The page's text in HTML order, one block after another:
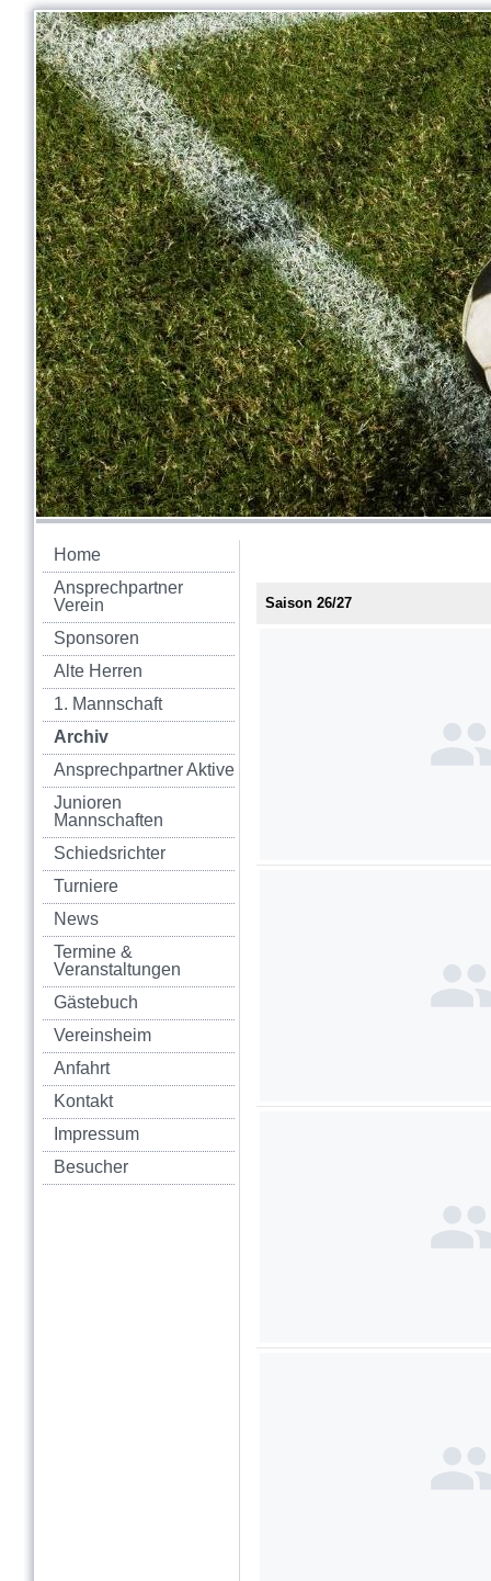
Home
Ansprechpartner
Verein
Sponsoren
Alte Herren
1. Mannschaft
Archiv
Ansprechpartner Aktive
Junioren
Mannschaften
Schiedsrichter
Turniere
News
Termine &
Veranstaltungen
Gästebuch
Vereinsheim
Anfahrt
Kontakt
Impressum
Besucher
Saison 26/27